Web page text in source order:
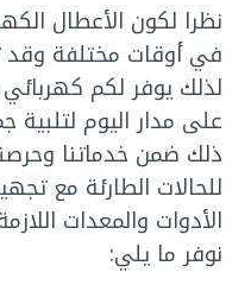
نظرا لكون الأعطال
في أوقات مختلفة وقد
لذلك يوفر لكم
على مدار اليوم لتلبية
ذلك ضمن خدماتنا
للحالات الطارئة مع
الأدوات والمعدات
نوفر ما يلي: